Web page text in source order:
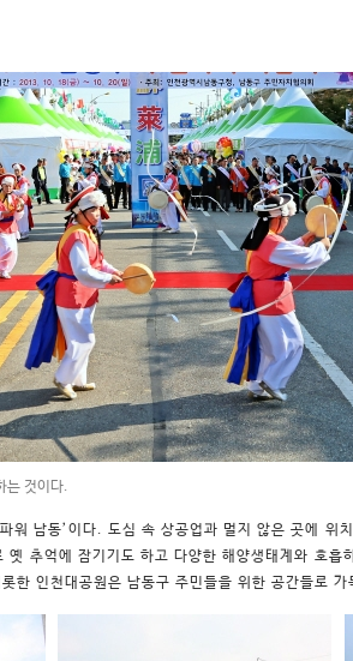
는 것이다.
워 남동’이다. 도심 속 상공업과 멀지 않은 곳에 위
추억에 잠기기도 하고 다양한 해양생태계와 호흡
한 인천대공원은 남동구 주민들을 위한 공간들로 가